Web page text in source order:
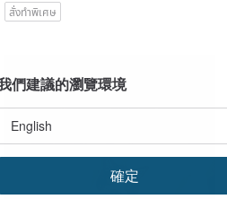
สั่งทำพิเศษ
們建議的瀏覽環境
確定